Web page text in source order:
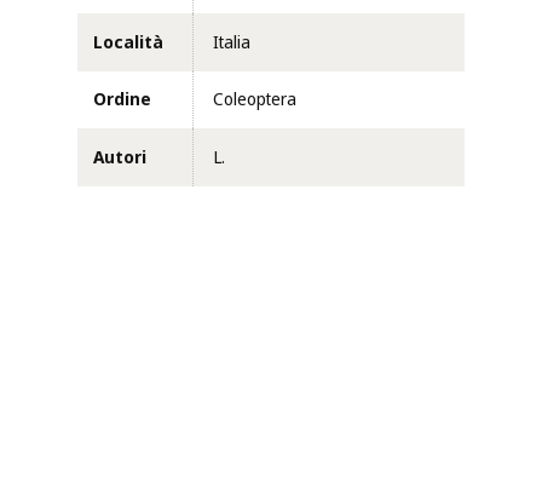
Località Italia
Ordine Coleoptera
Autori L.